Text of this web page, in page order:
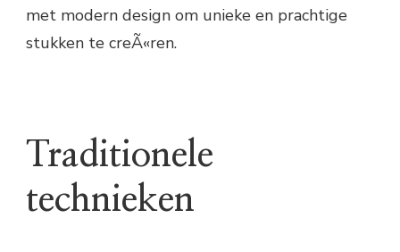
met modern design om unieke en prachtige
stukken te creÃ«ren.
Traditionele
technieken